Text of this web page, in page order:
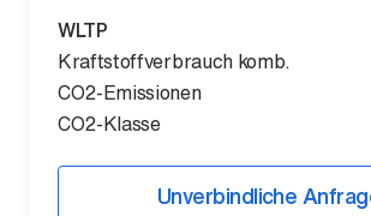
Der ID. Polo Day
Am 5. September
WLTP
Kraftstoffverbrauch komb.
CO2-Emissionen
CO2-Klasse
Unverbindliche